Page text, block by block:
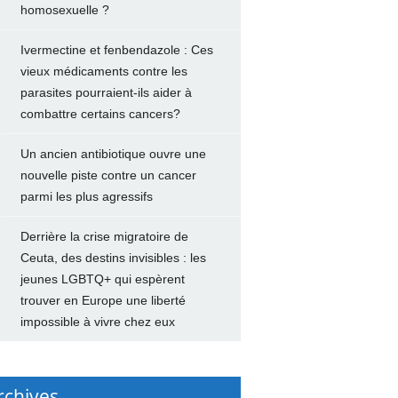
homosexuelle ?
Ivermectine et fenbendazole : Ces
vieux médicaments contre les
parasites pourraient-ils aider à
combattre certains cancers?
Un ancien antibiotique ouvre une
nouvelle piste contre un cancer
parmi les plus agressifs
Derrière la crise migratoire de
Ceuta, des destins invisibles : les
jeunes LGBTQ+ qui espèrent
trouver en Europe une liberté
impossible à vivre chez eux